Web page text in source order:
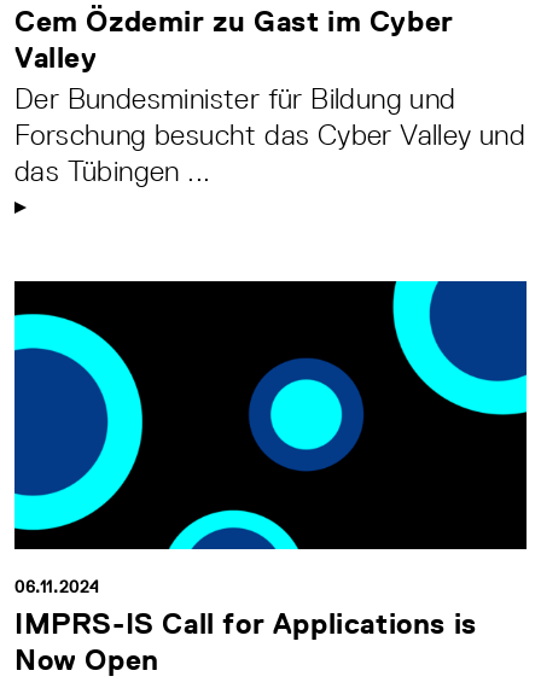
Cem Özdemir zu Gast im Cyber
Valley
Der Bundesminister für Bildung und
Forschung besucht das Cyber Valley und
das Tübingen ...
06.11.2024
IMPRS-IS Call for Applications is
Now Open